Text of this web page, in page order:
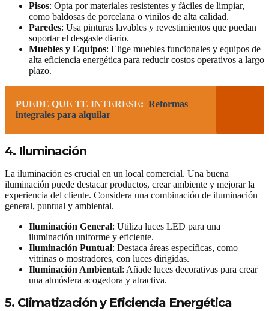
Pisos: Opta por materiales resistentes y fáciles de limpiar,
como baldosas de porcelana o vinilos de alta calidad.
Paredes: Usa pinturas lavables y revestimientos que puedan
soportar el desgaste diario.
Muebles y Equipos: Elige muebles funcionales y equipos de
alta eficiencia energética para reducir costos operativos a largo
plazo.
PUEDE QUE TE INTERESE: Reformas
integrales para alquilar
4. Iluminación
La iluminación es crucial en un local comercial. Una buena
iluminación puede destacar productos, crear ambiente y mejorar la
experiencia del cliente. Considera una combinación de iluminación
general, puntual y ambiental.
Iluminación General: Utiliza luces LED para una
iluminación uniforme y eficiente.
Iluminación Puntual: Destaca áreas específicas, como
vitrinas o mostradores, con luces dirigidas.
Iluminación Ambiental: Añade luces decorativas para crear
una atmósfera acogedora y atractiva.
5. Climatización y Eficiencia Energética